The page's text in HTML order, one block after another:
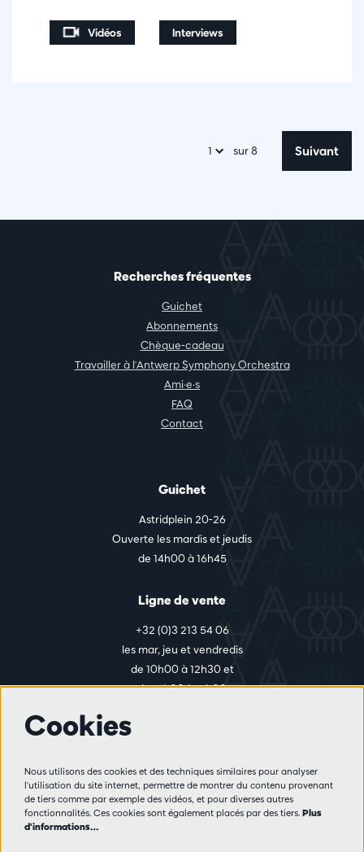
Vidéos Interviews
sur 8 Suivant
Recherches fréquentes
Guichet
Abonnements
Chèque-cadeau
Travailler à l'Antwerp Symphony Orchestra
Ami·e·s
FAQ
Contact
Guichet
Astridplein 20-26
Ouverte les mardis et jeudis
de 14h00 à 16h45
Ligne de vente
+32 (0)3 213 54 06
les mar, jeu et vendredis
de 10h00 à 12h30 et
de 14h00 à 17h00
Règlement des visiteurs
Vie privée
Cookies
Nous utilisons des cookies et des techniques similaires pour analyser
l'utilisation du site internet, permettre de montrer du contenu provenant
de tiers comme par exemple des vidéos, et pour diverses autres
fonctionnalités. Ces cookies sont également placés par des tiers. Plus
d'informations…